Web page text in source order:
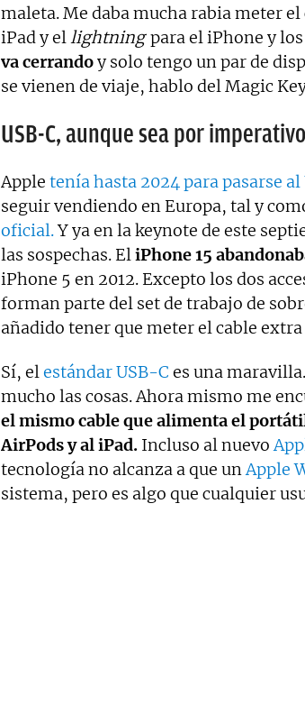
maleta. Me daba mucha rabia meter
iPad y ellightningpara el iPhone y los
va cerrandoy solo tengo un par de
se vienen de viaje, hablo del Magic
USB-C, aunque sea por
Apple tenía hasta 2024 para pasarse al
seguir vendiendo en Europa, tal y
oficial.Y ya en la keynote de este
las sospechas. EliPhone 15
iPhone 5 en 2012. Excepto los dos
forman parte del set de trabajo de
añadido tener que meter el cable
Sí, elestándar USB-C es una
mucho las cosas. Ahora mismo me
el mismo cable que alimenta el
AirPods y al iPad. Incluso al nuevo
tecnología no alcanza a que unApple
sistema, pero es algo que cualquier